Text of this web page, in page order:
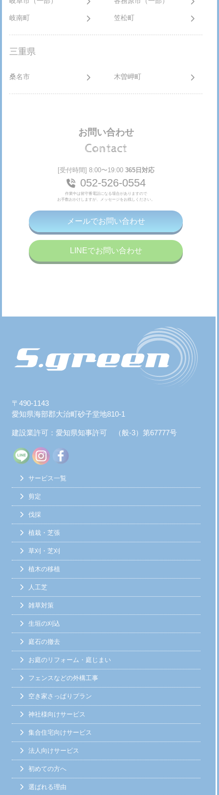
岐南町 笠松町
三重県
桑名市 木曽岬町
お問い合わせ
Contact
[受付時間] 8:00〜19:00 365日対応
052-526-0554
作業中は留守番電話になる場合がありますので
お手数おかけしますが、メッセージをお残しください。
メールでお問い合わせ
LINEでお問い合わせ
〒490-1143
愛知県海部郡大治町砂子堂地810-1
建設業許可：愛知県知事許可 （般-3）第67777号
サービス一覧
剪定
伐採
植栽・芝張
草刈・芝刈
植木の移植
人工芝
雑草対策
生垣の刈込
庭石の撤去
お庭のリフォーム・庭じまい
フェンスなどの外構工事
空き家さっぱりプラン
神社様向けサービス
集合住宅向けサービス
法人向けサービス
初めての方へ
選ばれる理由